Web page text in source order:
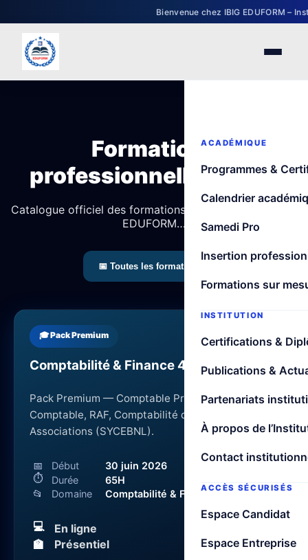
Bienvenue chez IBIG EDUFORM – Institut
ACADÉMIQUE
Programmes &
Calendrier
Samedi Pro
Insertion
Formations sur
INSTITUTION
Certifications &
Publications &
Partenariats
À propos de
Contact
ACCÈS SÉCURISÉS
Espace Candidat
Espace Entreprise
Formations
professionnelles 2026
Catalogue officiel des formations professionnelles IBIG
EDUFORM…
🎓 Pack Premium
Comptabilité & Finance 4 en 1
Pack Premium — Comptable Professionnel, Chef
Comptable, RAF, Comptabilité des ONG &
Associations (SYCEBNL).
📅 Début
30 juin 2026
⏱
Durée
65H
📂
Domaine Comptabilité & Finance
💻 En ligne
🏫
Présentiel 475 000 FCFA